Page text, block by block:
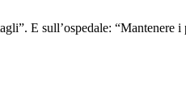
E sull’ospedale: “Mantenere